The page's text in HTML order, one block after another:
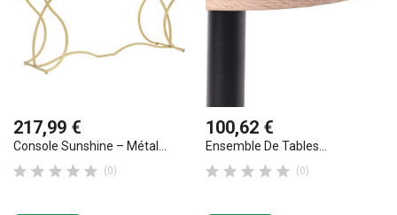
217,99 €
Console Sunshine – Métal...
     (0)
100,62 €
Ensemble De Tables...
     (0)